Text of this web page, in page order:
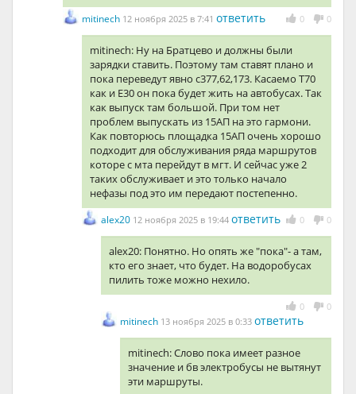
0 0
mitinech 12 ноября 2025 в 7:41 ответить
mitinech: Ну на Братцево и должны были
зарядки ставить. Поэтому там ставят плано и
пока переведут явно с377,62,173. Касаемо Т70
как и Е30 он пока будет жить на автобусах. Так
как выпуск там большой. При том нет
проблем выпускать из 15АП на это гармони.
Как повторюсь площадка 15АП очень хорошо
подходит для обслуживания ряда маршрутов
которе с мта перейдут в мгт. И сейчас уже 2
таких обслуживает и это только начало
нефазы под это им передают постепенно.
0 0
alex20 12 ноября 2025 в 19:44 ответить
alex20: Понятно. Но опять же "пока"- а там,
кто его знает, что будет. На водоробусах
пилить тоже можно нехило.
0 0
mitinech 13 ноября 2025 в 0:33 ответить
mitinech: Слово пока имеет разное
значение и бв электробусы не вытянут
эти маршруты.